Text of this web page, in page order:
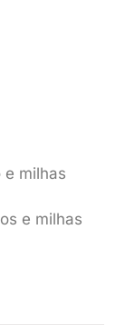
milhas
e milhas